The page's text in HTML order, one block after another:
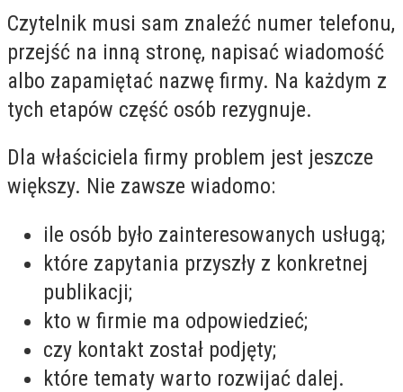
Czytelnik musi sam znaleźć numer telefonu,
przejść na inną stronę, napisać wiadomość
albo zapamiętać nazwę firmy. Na każdym z
tych etapów część osób rezygnuje.
Dla właściciela firmy problem jest jeszcze
większy. Nie zawsze wiadomo:
ile osób było zainteresowanych usługą;
które zapytania przyszły z konkretnej
publikacji;
kto w firmie ma odpowiedzieć;
czy kontakt został podjęty;
które tematy warto rozwijać dalej.